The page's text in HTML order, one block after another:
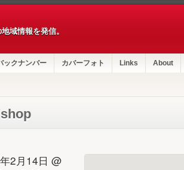
域情報を発信。
ックナンバー カバーフォト Links About
2月14日 @